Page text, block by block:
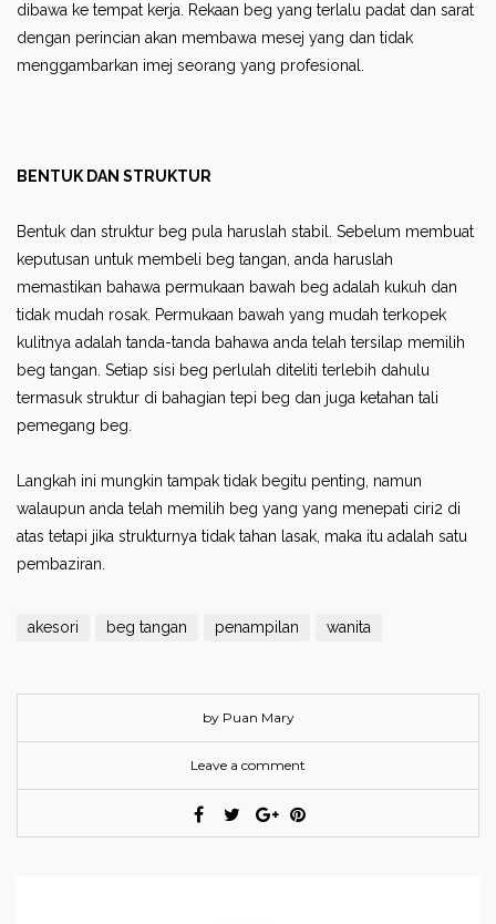
dibawa ke tempat kerja. Rekaan beg yang terlalu padat dan sarat
dengan perincian akan membawa mesej yang dan tidak
menggambarkan imej seorang yang profesional.
BENTUK DAN STRUKTUR
Bentuk dan struktur beg pula haruslah stabil. Sebelum membuat
keputusan untuk membeli beg tangan, anda haruslah
memastikan bahawa permukaan bawah beg adalah kukuh dan
tidak mudah rosak. Permukaan bawah yang mudah terkopek
kulitnya adalah tanda-tanda bahawa anda telah tersilap memilih
beg tangan. Setiap sisi beg perlulah diteliti terlebih dahulu
termasuk struktur di bahagian tepi beg dan juga ketahan tali
pemegang beg.
Langkah ini mungkin tampak tidak begitu penting, namun
walaupun anda telah memilih beg yang yang menepati ciri2 di
atas tetapi jika strukturnya tidak tahan lasak, maka itu adalah satu
pembaziran.
akesori beg tangan penampilan wanita
by Puan Mary
Leave a comment